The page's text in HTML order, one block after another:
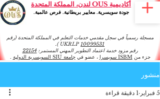
أكاديمية OUS لندن، المملكة المتحدة
جودة سويسرية. معايير بريطانية. فرص عالمية.
مسجلة رسمياً في سجل مقدمي خدمات التعلم في المملكة المتحدة (رقم
UKRLP 10099531
).
رقم مزود خدمة اعتماد التطوير المهني المستمر:22154
جزء منISBM سويسرا ، عضو فيجامعة SIU السويسرية الدولية .
منشور
5 فبراير 1 دقيقة قراءة